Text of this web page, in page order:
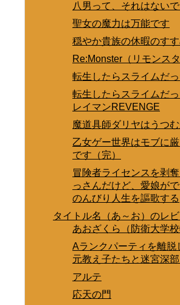
八男って、それはないで
聖女の魔力は万能です
穏やか貴族の休暇のすす
Re:Monster（リモンスタ
転生したらスライムだ
転生したらスライムだ
レイマンREVENGE
魔道具師ダリヤはうつ
乙女ゲー世界はモブに
です（完）
冒険者ライセンスを剥
っさんだけど、愛娘が
のんびり人生を謳歌する
タイトル名（あ～お）のレ
あおざくら（防衛大学校
Aランクパーティを離脱
元教え子たちと迷宮深
アルテ
応天の門